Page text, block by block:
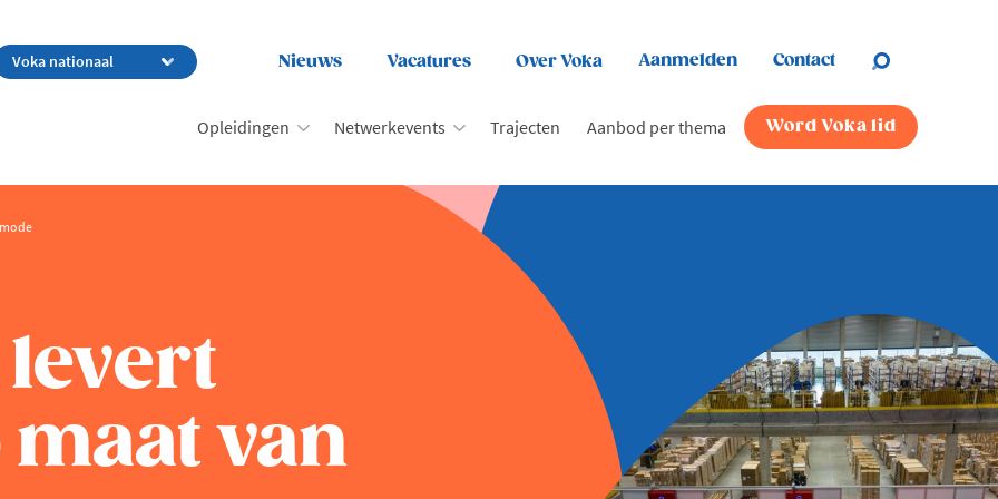
Nieuws Vacatures Over Voka Aanmelden Contact
Opleidingen Netwerkevents Trajecten Aanbod per thema Word Voka lid
van